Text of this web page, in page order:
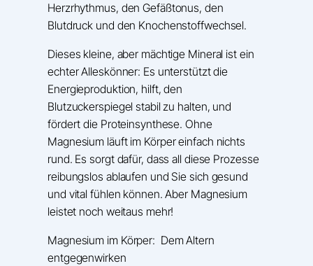
Herzrhythmus, den Gefäßtonus, den
Blutdruck und den Knochenstoffwechsel.
Dieses kleine, aber mächtige Mineral ist ein
echter Alleskönner: Es unterstützt die
Energieproduktion, hilft, den
Blutzuckerspiegel stabil zu halten, und
fördert die Proteinsynthese. Ohne
Magnesium läuft im Körper einfach nichts
rund. Es sorgt dafür, dass all diese Prozesse
reibungslos ablaufen und Sie sich gesund
und vital fühlen können. Aber Magnesium
leistet noch weitaus mehr!
Magnesium im Körper: Dem Altern
entgegenwirken